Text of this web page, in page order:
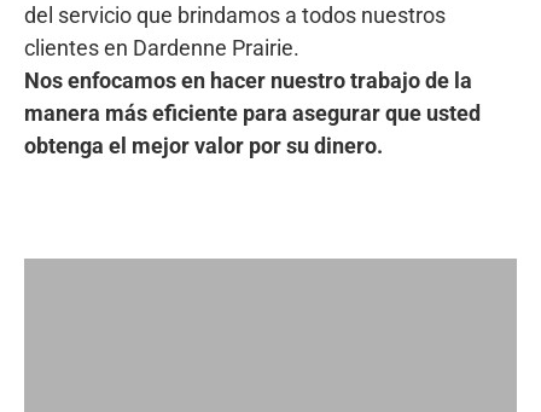
del servicio que brindamos a todos nuestros
clientes en Dardenne Prairie.
Nos enfocamos en hacer nuestro trabajo de la
manera más eficiente para asegurar que usted
obtenga el mejor valor por su dinero.